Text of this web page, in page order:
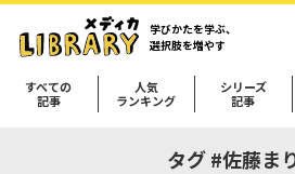
学びかたを学ぶ、
選択肢を増やす
すべての
記事
人気
ランキング
シリーズ
記事
タグ #佐藤ま